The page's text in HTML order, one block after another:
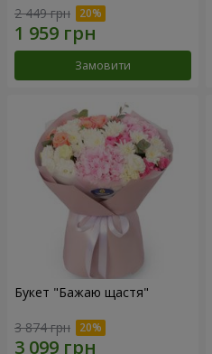
2 449 грн
Замовити
Букет "Бажаю щастя"
3 874 грн